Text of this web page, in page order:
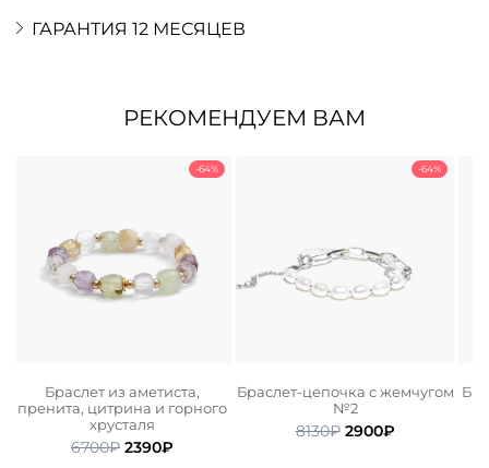
ГАРАНТИЯ 12 МЕСЯЦЕВ
РЕКОМЕНДУЕМ ВАМ
-64%
Браслет из аметиста,
пренита, цитрина и горного
хрусталя
6700₽ Первоначальная
2390₽
-64%
Браслет-цепочка с жемчугом
№2
8130₽ Первоначальная
2900₽Текущая